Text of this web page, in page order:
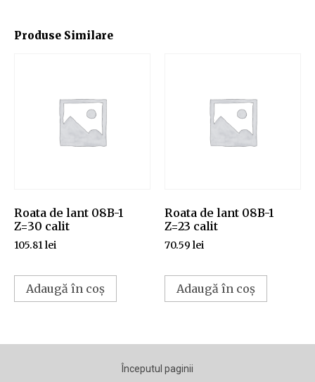
Produse Similare
Roata de lant 08B-1
Z=30 calit
105.81lei
Adaugă în coș
Roata de lant 08B-1
Z=23 calit
70.59 lei
Adaugă în coș
Începutul paginii